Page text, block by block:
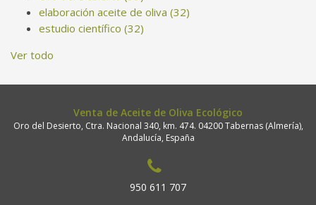
elaboración aceite de oliva (32)
estudio científico (32)
Ver todo
Venta de Aceite de Oliva Ecológico
Oro del Desierto, Ctra. Nacional 340, km. 474. 04200 Tabernas (Almería),
Andalucía, España
950 611 707